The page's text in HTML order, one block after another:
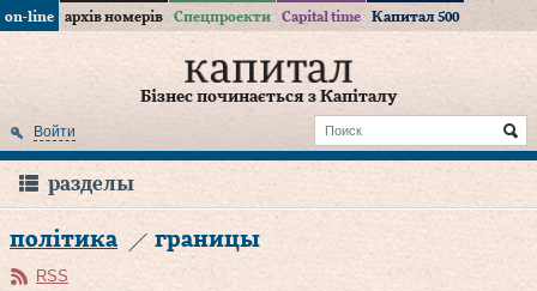
on-line архів номерів Спецпроекти Capital time Капитал 500
Бізнес починається з Капіталу
Войти
разделы
політика границы
RSS